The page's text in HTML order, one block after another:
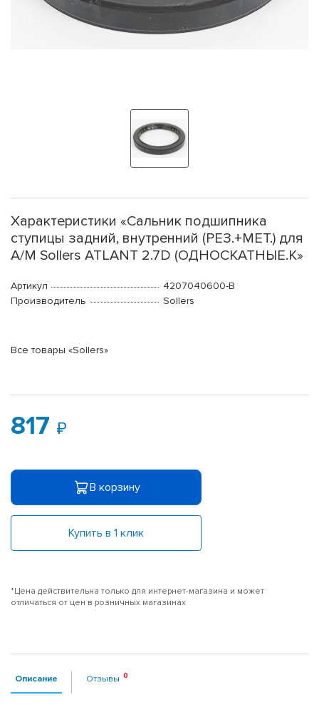
Характеристики «Сальник подшипника
ступицы задний, внутренний (РЕЗ.+МЕТ.) для
А/М Sollers ATLANT 2.7D (ОДНОСКАТНЫЕ.К»
Артикул
4207040600-B
Производитель
Sollers
Все товары «Sollers»
817
В корзину
Купить в 1 клик
*Цена действительна только для интернет-магазина и может
отличаться от цен в розничных магазинах
Описание Отзывы